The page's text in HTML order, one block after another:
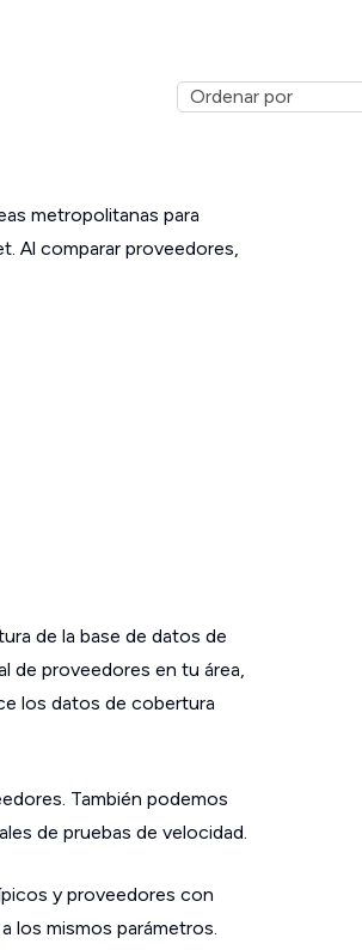
metropolitanas para
Al comparar proveedores,
de la base de datos de
de proveedores en tu área,
los datos de cobertura
También podemos
de pruebas de velocidad.
y proveedores con
los mismos parámetros.